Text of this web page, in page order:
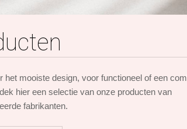
het mooiste design, voor functioneel of een
hier een selectie van onze producten van
fabrikanten.